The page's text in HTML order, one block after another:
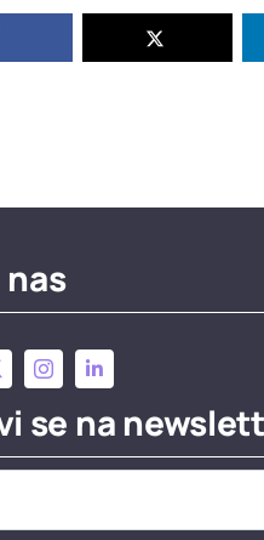
se na